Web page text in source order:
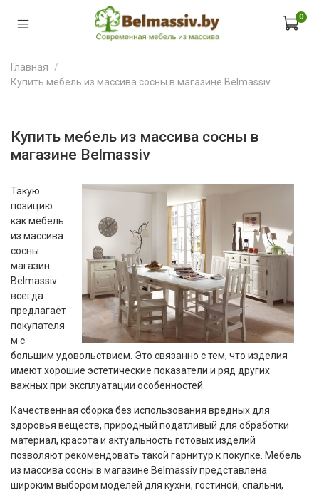
0
Главная
Купить мебель из массива сосны в магазине Belmassiv
Купить мебель из массива сосны в
магазине Belmassiv
Такую
позицию
как мебель
из массива
сосны
магазин
Belmassiv
всегда
предлагает
покупателя
м с
большим удовольствием. Это связанно с тем, что изделия
имеют хорошие эстетические показатели и ряд других
важных при эксплуатации особенностей.
Качественная сборка без использования вредных для
здоровья веществ, природный податливый для обработки
материал, красота и актуальность готовых изделий
позволяют рекомендовать такой гарнитур к покупке. Мебель
из массива сосны в магазине Belmassiv представлена
широким выбором моделей для кухни, гостиной, спальни,